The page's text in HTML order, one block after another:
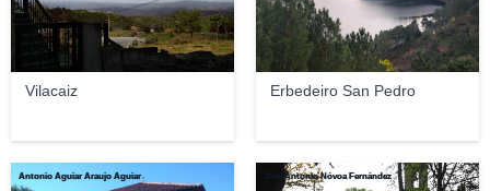
Vilacaiz Erbedeiro San Pedro
Antonio Aguiar Araujo Aguiar José Antonio Nóvoa Fernández